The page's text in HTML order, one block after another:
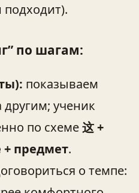
по шагам:
показываем
ученик
по схеме这 +
+ предмет.
о темпе: